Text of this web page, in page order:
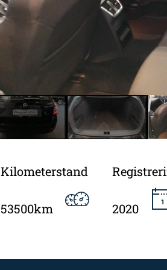
Kilometerstand
53500km 2020